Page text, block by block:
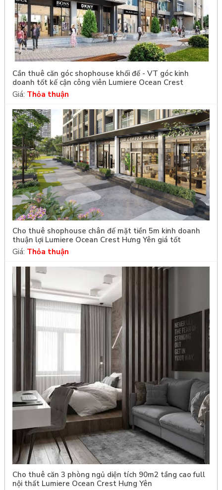
Cần thuê căn góc shophouse khối đế - VT góc kinh
doanh tốt kế cận công viên Lumiere Ocean Crest
Giá: Thỏa thuận
Cho thuê shophouse chân đế mặt tiền 5m kinh doanh
thuận lợi Lumiere Ocean Crest Hưng Yên giá tốt
Giá: Thỏa thuận
Cho thuê căn 3 phòng ngủ diện tích 90m2 tầng cao full
nội thất Lumiere Ocean Crest Hưng Yên